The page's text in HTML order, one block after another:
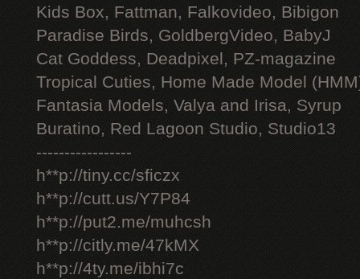
Kids Box, Fattman, Falkovideo, Bibigon
Paradise Birds, GoldbergVideo, BabyJ
Cat Goddess, Deadpixel, PZ-magazine
Tropical Cuties, Home Made Model
Fantasia Models, Valya and Irisa, Syrup
Buratino, Red Lagoon Studio, Studio13
-----------------
h**p://tiny.cc/sficzx
h**p://cutt.us/Y7P84
h**p://put2.me/muhcsh
h**p://citly.me/47kMX
h**p://4ty.me/ibhi7c